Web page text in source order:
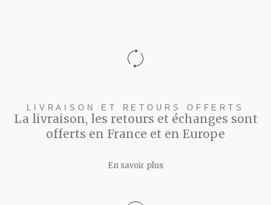
LIVRAISON ET RETOURS OFFERTS
La livraison, les retours et échanges sont
offerts en France et en Europe
En savoir plus